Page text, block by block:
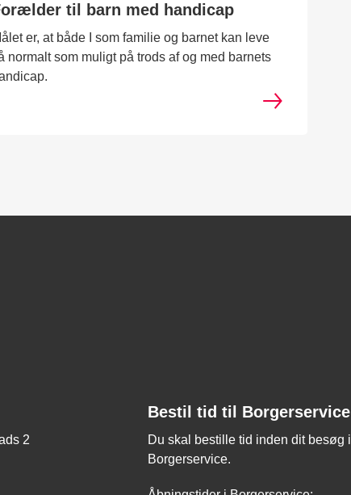
til barn med handicap
er, at både I som familie og barnet kan leve
normalt som muligt på trods af og med barnets
2
Bestil tid til Borgerservice
Du skal bestille tid inden dit besøg i
Borgerservice.